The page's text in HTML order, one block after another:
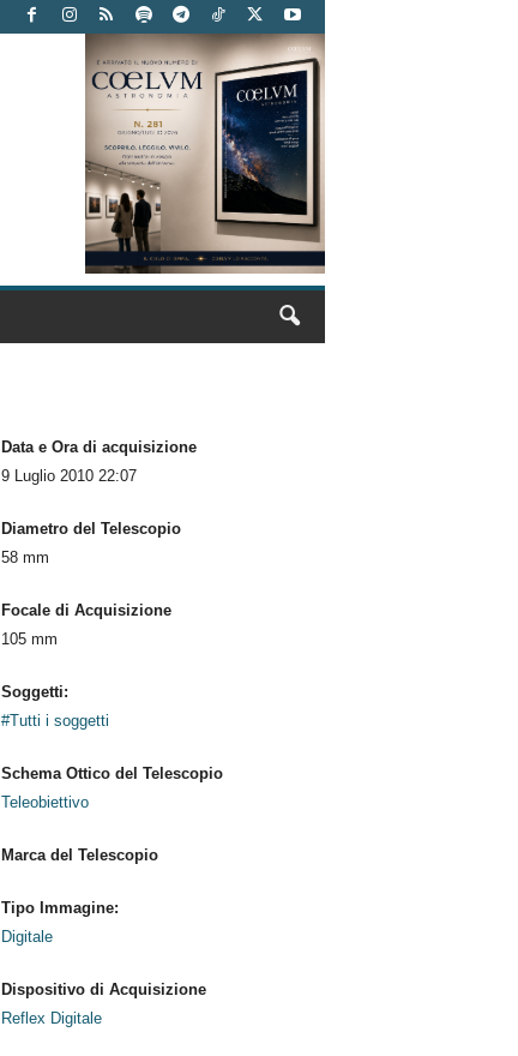
Data e Ora di acquisizione
9 Luglio 2010 22:07
Diametro del Telescopio
58 mm
Focale di Acquisizione
105 mm
Soggetti:
#Tutti i soggetti
Schema Ottico del Telescopio
Teleobiettivo
Marca del Telescopio
Tipo Immagine:
Digitale
Dispositivo di Acquisizione
Reflex Digitale